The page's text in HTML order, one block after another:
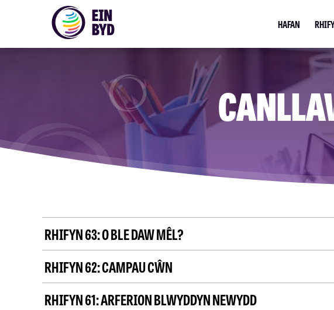
HAFAN
RHIFYN 63:O BLE DAW MÊL?
RHIFYN 62:CAMPAU CŴN
RHIFYN 61:ARFERION BLWYDDYN NEWYDD